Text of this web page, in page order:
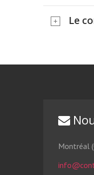
Le
Montréal